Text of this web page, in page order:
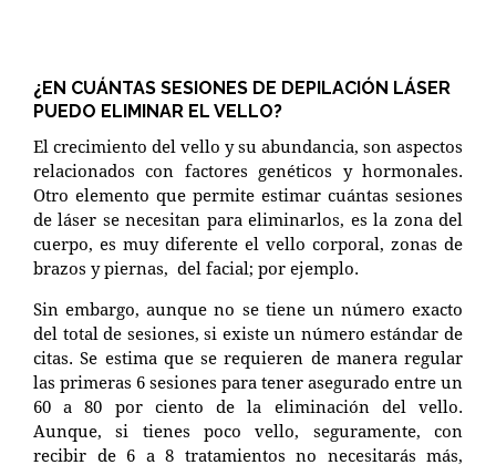
¿EN CUÁNTAS SESIONES DE DEPILACIÓN LÁSER
PUEDO ELIMINAR EL VELLO?
El crecimiento del vello y su abundancia, son aspectos
relacionados con factores genéticos y hormonales.
Otro elemento que permite estimar cuántas sesiones
de láser se necesitan para eliminarlos, es la zona del
cuerpo, es muy diferente el vello corporal, zonas de
brazos y piernas, del facial; por ejemplo.
Sin embargo, aunque no se tiene un número exacto
del total de sesiones, si existe un número estándar de
citas. Se estima que se requieren de manera regular
las primeras 6 sesiones para tener asegurado entre un
60 a 80 por ciento de la eliminación del vello.
Aunque, si tienes poco vello, seguramente, con
recibir de 6 a 8 tratamientos no necesitarás más,